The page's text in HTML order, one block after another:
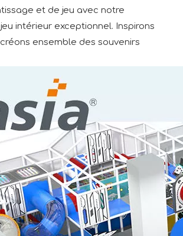
et de jeu avec notre
intérieur exceptionnel. Inspirons
ensemble des souvenirs